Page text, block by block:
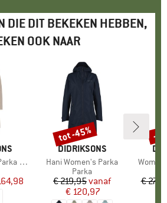
DIE DIT BEKEKEN HEBBEN,
OOK NAAR
3
prijs
MERK
DIDRIKSONS
Artikel
Hani Women's Parka
Productgroep
Parka
Prijs
€ 219,95Verlaagde prijs
vanaf
€ 120,97
Korting
tot -45%
Artikel
€
-